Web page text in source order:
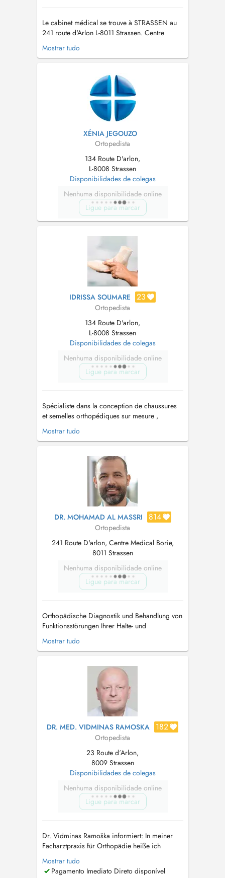
Le cabinet médical se trouve à STRASSEN au
241 route d'Arlon L-8011 Strassen. Centre
Médical Borie a l'arrière du Pal Center vis à vis
des Laboratoires réunis. Veuillez activer votre
rendez-vous NON RESPECTE OU NON
ANNULE 24h l'AVANCE sera FACTURE...
Mostrar tudo
XÉNIA JEGOUZO
Ortopedista
134 Route D'arlon,
L-8008 Strassen
Disponibilidades de colegas
Nenhuma disponibilidade online
Ligue para marcar
IDRISSA SOUMARE 23
Ortopedista
134 Route D'arlon,
L-8008 Strassen
Disponibilidades de colegas
Nenhuma disponibilidade online
Ligue para marcar
Spécialiste dans la conception de chaussures
et semelles orthopédiques sur mesure ,
j'accompagne mes patients dans la correction
des troubles de la marche et le soulagement
( orthèse en silicone pour les orteils ) Mon
objectif et d'allier le confo...
Mostrar tudo
DR. MOHAMAD AL MASSRI 814
Ortopedista
241 Route D'arlon, Centre Medical Borie,
8011 Strassen
Nenhuma disponibilidade online
Ligue para marcar
Orthopädische Diagnostik und Behandlung von
Funktionsstörungen Ihrer Halte- und
Bewegungsorgane. Schwerpunkt Wirbelsäule
Diagnostik, Beratung und Behandlung
Wirbelsäulenabschnitte. Die Praxis befindet
sich in Strassen, im medizinischen Zentrum
Borie-241. hinter dem Pa...
Mostrar tudo
DR. MED. VIDMINAS RAMOSKA 182
Ortopedista
23 Route d´Arlon,
8009 Strassen
Disponibilidades de colegas
Nenhuma disponibilidade online
Ligue para marcar
Dr. Vidminas Ramoška informiert: In meiner
Facharztpraxis für Orthopädie heiße ich
Patientinnen und Patienten aller Altersgruppen
herzlich willkommen. Mein Leistungsspektrum
umfasst die Untersuchung und Behandlung von
Mostrar tudo
Pagamento Imediato Direto disponível